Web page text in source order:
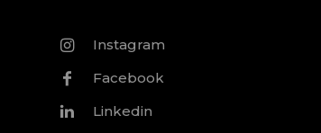
Instagram
Facebook
Linkedin